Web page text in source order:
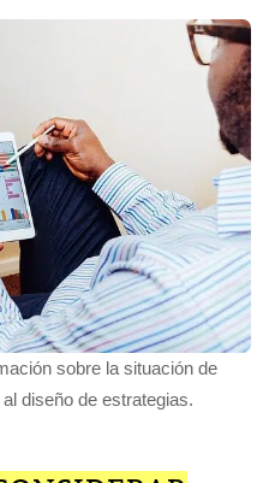
sobre la situación de
diseño de estrategias.